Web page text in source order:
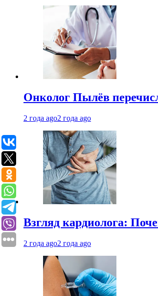
Онколог Пылёв
2 года ago2 года ago
Взгляд кардиолога:
2 года ago2 года ago